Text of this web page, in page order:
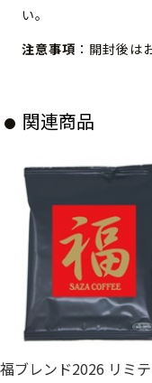
い。
注意事項 ：開封後は
関連商品
福ブレンド2026 リミ